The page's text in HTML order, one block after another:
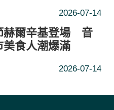
2026-07-14
赫爾辛基登場 音
美食人潮爆滿
2026-07-14